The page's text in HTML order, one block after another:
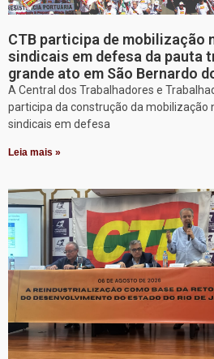
CTB participa de mobilização
sindicais em defesa da pauta
grande ato em São Bernardo
A Central dos Trabalhadores e
participa da construção da mobilização
sindicais em defesa
Leia mais »